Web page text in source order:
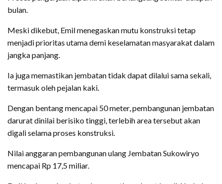
bulan.
Meski dikebut, Emil menegaskan mutu konstruksi tetap
menjadi prioritas utama demi keselamatan masyarakat dalam
jangka panjang.
Ia juga memastikan jembatan tidak dapat dilalui sama sekali,
termasuk oleh pejalan kaki.
Dengan bentang mencapai 50 meter, pembangunan jembatan
darurat dinilai berisiko tinggi, terlebih area tersebut akan
digali selama proses konstruksi.
Nilai anggaran pembangunan ulang Jembatan Sukowiryo
mencapai Rp 17,5 miliar.